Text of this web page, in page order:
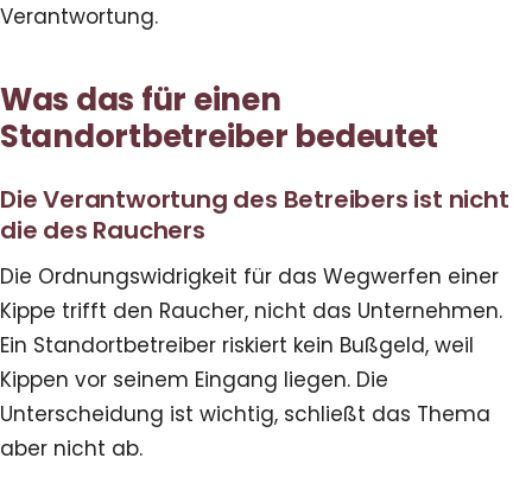
Verantwortung.
Was das für einen
Standortbetreiber bedeutet
Die Verantwortung des Betreibers ist nicht
die des Rauchers
Die Ordnungswidrigkeit für das Wegwerfen einer
Kippe trifft den Raucher, nicht das Unternehmen.
Ein Standortbetreiber riskiert kein Bußgeld, weil
Kippen vor seinem Eingang liegen. Die
Unterscheidung ist wichtig, schließt das Thema
aber nicht ab.